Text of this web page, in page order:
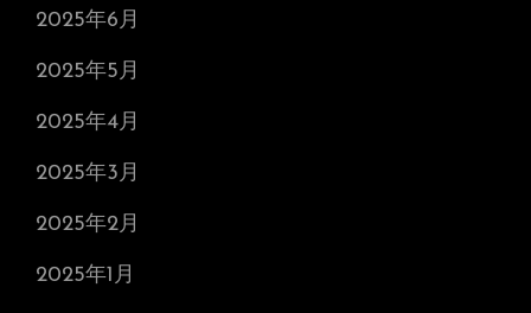
2025年6月
2025年5月
2025年4月
2025年3月
2025年2月
2025年1月